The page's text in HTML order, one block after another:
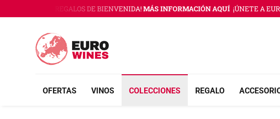
al
CON 3 REGALOS DE BIENVENIDA!MÁS INFORMACIÓN AQUÍ ¡ÚNETE A EURO
OFERTAS VINOS COLECCIONES REGALO